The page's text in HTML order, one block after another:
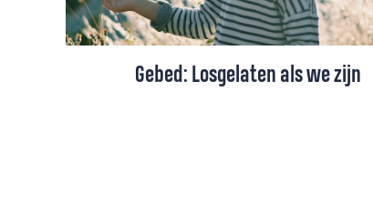
Gebed: Losgelaten als we zijn